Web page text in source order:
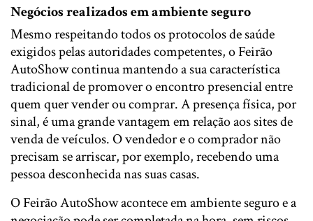
Negócios realizados em ambiente seguro
Mesmo respeitando todos os protocolos de saúde
exigidos pelas autoridades competentes, o Feirão
AutoShow continua mantendo a sua característica
tradicional de promover o encontro presencial entre
quem quer vender ou comprar. A presença física, por
sinal, é uma grande vantagem em relação aos sites de
venda de veículos. O vendedor e o comprador não
precisam se arriscar, por exemplo, recebendo uma
pessoa desconhecida nas suas casas.
O Feirão AutoShow acontece em ambiente seguro e a